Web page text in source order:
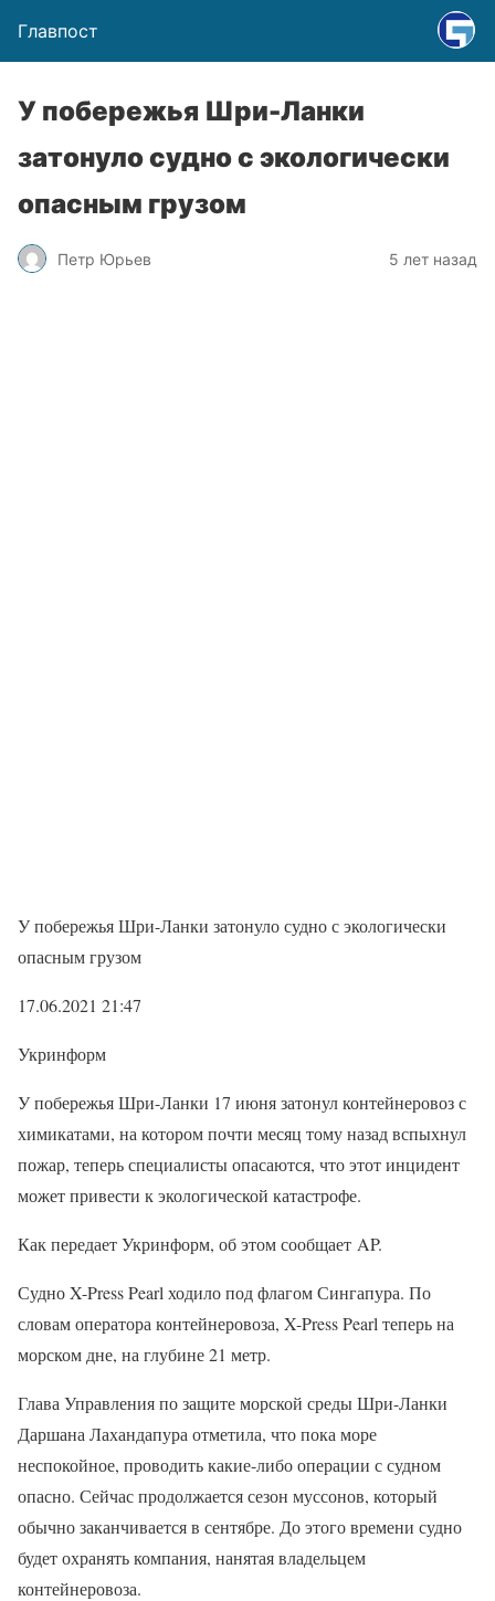
Главпост
У побережья Шри-Ланки
затонуло судно с экологически
опасным грузом
Петр Юрьев 5 лет назад
У побережья Шри-Ланки затонуло судно с экологически
опасным грузом
17.06.2021 21:47
Укринформ
У побережья Шри-Ланки 17 июня затонул контейнеровоз с
химикатами, на котором почти месяц тому назад вспыхнул
пожар, теперь специалисты опасаются, что этот инцидент
может привести к экологической катастрофе.
Как передает Укринформ, об этом сообщает AP.
Судно X-Press Pearl ходило под флагом Сингапура. По
словам оператора контейнеровоза, X-Press Pearl теперь на
морском дне, на глубине 21 метр.
Глава Управления по защите морской среды Шри-Ланки
Даршана Лахандапура отметила, что пока море
неспокойное, проводить какие-либо операции с судном
опасно. Сейчас продолжается сезон муссонов, который
обычно заканчивается в сентябре. До этого времени судно
будет охранять компания, нанятая владельцем
контейнеровоза.